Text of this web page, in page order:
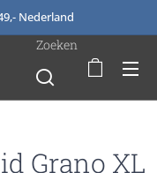
Nederland
Zoeken
Grano XL